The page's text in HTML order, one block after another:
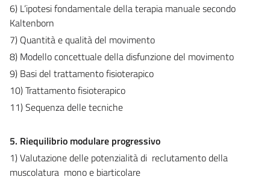
6) L’ipotesi fondamentale della terapia manuale secondo
Kaltenborn
7) Quantità e qualità del movimento
8) Modello concettuale della disfunzione del movimento
9) Basi del trattamento fisioterapico
10) Trattamento fisioterapico
11) Sequenza delle tecniche
5. Riequilibrio modulare progressivo
1) Valutazione delle potenzialità di reclutamento della
muscolatura mono e biarticolare